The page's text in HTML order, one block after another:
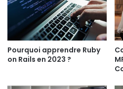
Pourquoi apprendre Ruby
on Rails en 2023 ?